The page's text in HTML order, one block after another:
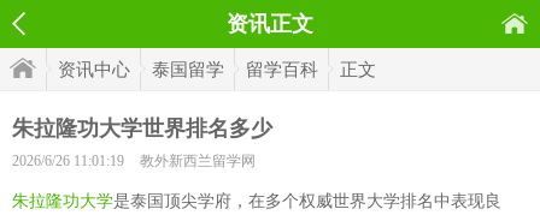
资讯正文
资讯中心 泰国留学 留学百科 正文
朱拉隆功大学世界排名多少
2026/6/26 11:01:19 教外新西兰留学网
朱拉隆功大学是泰国顶尖学府，在多个权威世界大学排名中表现良